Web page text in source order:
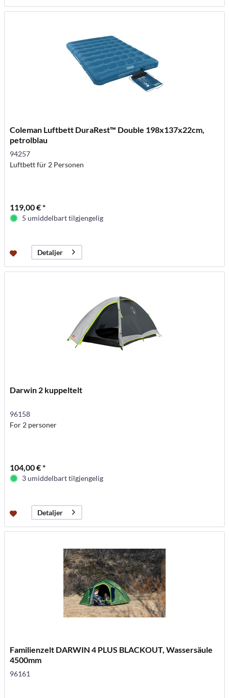
Coleman Luftbett DuraRest™ Double 198x137x22cm,
petrolblau
94257
Luftbett für 2 Personen
119,00 € *
5 umiddelbart tilgjengelig
Detaljer
Darwin 2 kuppeltelt
96158
For 2 personer
104,00 € *
3 umiddelbart tilgjengelig
Detaljer
Familienzelt DARWIN 4 PLUS BLACKOUT, Wassersäule
4500mm
96161